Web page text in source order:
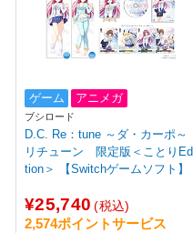
ゲーム アニメガ
ブシロード
D.C. Re：tune ～ダ・カーポ～
リチューン 限定版＜ことりEd
tion＞ 【Switchゲームソフト】
¥25,740 (税込)
2,574ポイントサービス